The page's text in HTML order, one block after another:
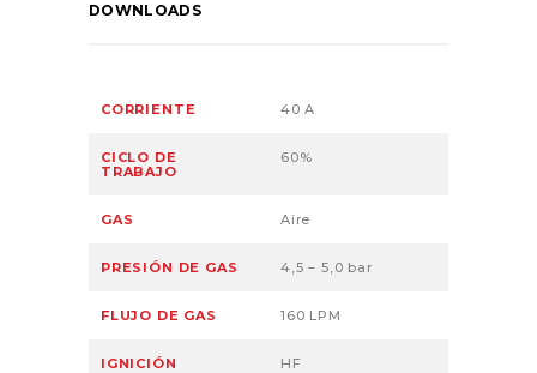
DOWNLOADS
CORRIENTE 40 A
CICLO DE
TRABAJO
60%
GAS Aire
PRESIÓN DE GAS 4,5 – 5,0 bar
FLUJO DE GAS 160 LPM
IGNICIÓN HF